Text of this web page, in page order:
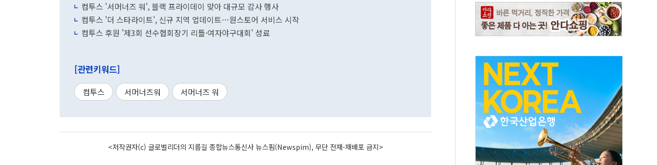
컴투스 '서머너즈 워', 블랙 프라이데이 맞아 대규모 감사 행사
컴투스 '더 스타라이트', 신규 지역 업데이트…원스토어 서비스 시작
컴투스 후원 '제3회 선수협회장기 리틀·여자야구대회' 성료
[관련키워드]
컴투스 서머너즈워 서머너즈 워
<저작권자(c) 글로벌리더의 지름길 종합뉴스통신사 뉴스핌(Newspim), 무단 전재-재배포 금지>